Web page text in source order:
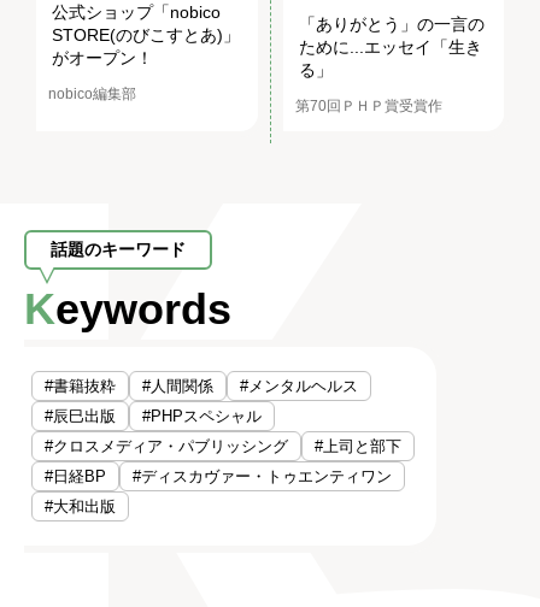
公式ショップ「nobico
STORE(のびこすとあ)」
がオープン！
nobico編集部
「ありがとう」の一言の
ために...エッセイ「生き
る」
第70回ＰＨＰ賞受賞作
話題のキーワード
Keywords
#書籍抜粋 #人間関係
#メンタルヘルス
#辰巳出版
#PHPスペシャル
#クロスメディア・パブリッシング
#上司と部下
#日経BP
#ディスカヴァー・トゥエンティワン
#大和出版